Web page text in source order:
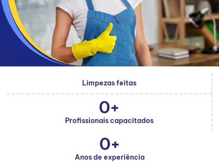
Limpezas feitas
Profissionais capacitados
0+
Anos de experiência
0+